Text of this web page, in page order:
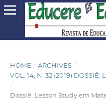
HOME / ARCHIVES /
VOL. 14, N. 32 (2019) DOSSIÊ:
/
Dossiê: Lesson Study em